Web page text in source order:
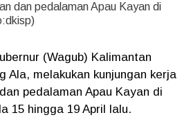
dan pedalaman Apau Kayan di
dkisp)
(Wagub) Kalimantan
Ala, melakukan kunjungan kerja
pedalaman Apau Kayan di
15 hingga 19 April lalu.